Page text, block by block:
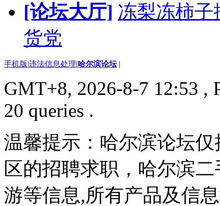
[论坛大厅] 冻梨冻柿
货党
手机版|违法信息处理|哈尔滨论坛 |
GMT+8, 2026-8-7 12:53 ,
20 queries .
温馨提示：哈尔滨论坛
区的招聘求职，哈尔滨
游等信息,所有产品及信